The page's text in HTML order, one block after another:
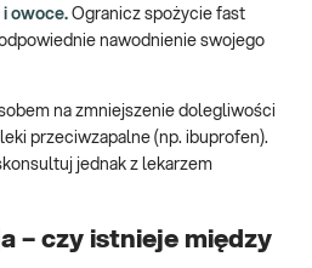
owoce. Ogranicz spożycie fast
nawodnienie swojego
na zmniejszenie dolegliwości
przeciwzapalne (np. ibuprofen).
jednak z lekarzem
– czy istnieje między